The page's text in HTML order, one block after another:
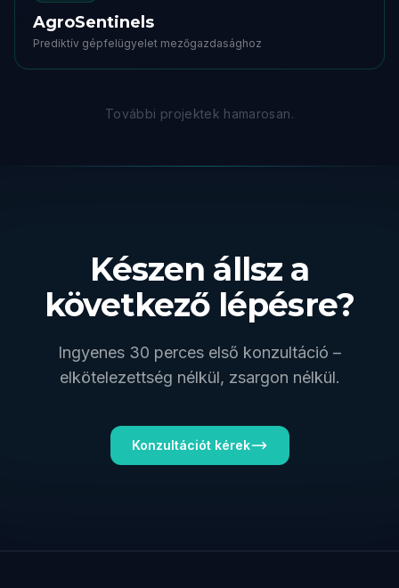
AgroSentinels
Prediktív gépfelügyelet mezőgazdasághoz
További projektek hamarosan.
Készen állsz a
következő lépésre?
Ingyenes 30 perces első konzultáció –
elkötelezettség nélkül, zsargon nélkül.
Konzultációt kérek